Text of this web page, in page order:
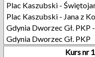
Plac Kaszubski -
Plac Kaszubski - Jana z
Gdynia Dworzec Gł. PKP
Gdynia Dworzec Gł. PKP
Kurs nr